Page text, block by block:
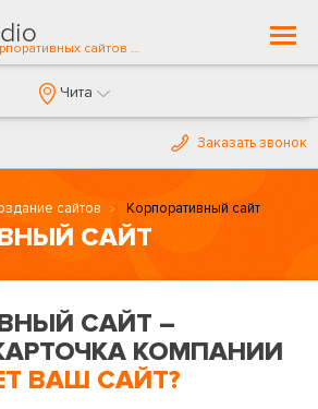
Создание корпоративных сайтов в Чите
Чита
Заказать звонок
сайтов Корпоративный сайт
САЙТ
САЙТ –
КОМПАНИИ
ВАШ САЙТ?